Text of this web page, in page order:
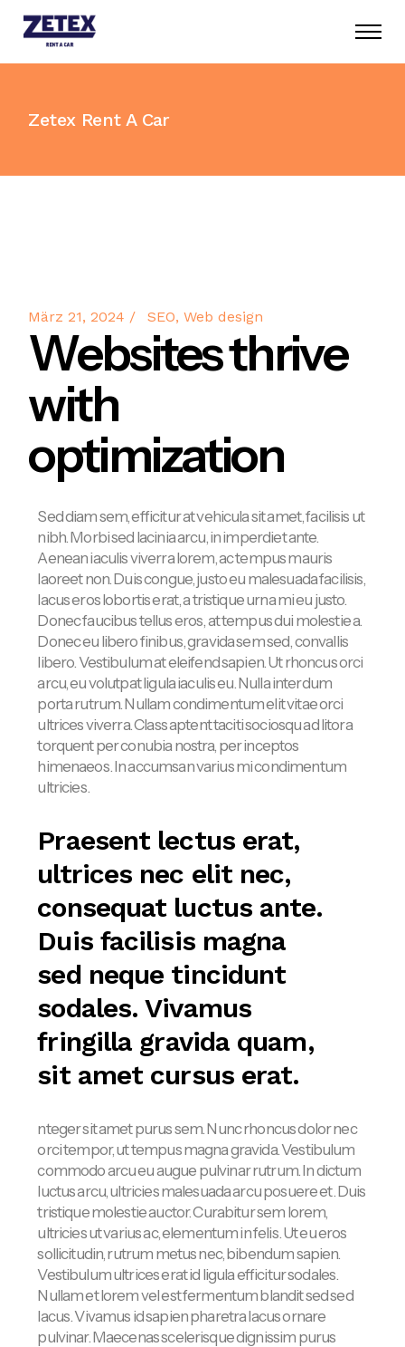
Zetex Rent A Car
März 21, 2024 SEO Web design
Websites thrive
with
optimization
Sed diam sem, efficitur at vehicula sit amet, facilisis ut
nibh. Morbi sed lacinia arcu, in imperdiet ante.
Aenean iaculis viverra lorem, ac tempus mauris
laoreet non. Duis congue, justo eu malesuada facilisis,
lacus eros lobortis erat, a tristique urna mi eu justo.
Donec faucibus tellus eros, at tempus dui molestie a.
Donec eu libero finibus, gravida sem sed, convallis
libero. Vestibulum at eleifend sapien. Ut rhoncus orci
arcu, eu volutpat ligula iaculis eu. Nulla interdum
porta rutrum. Nullam condimentum elit vitae orci
ultrices viverra. Class aptent taciti sociosqu ad litora
torquent per conubia nostra, per inceptos
himenaeos. In accumsan varius mi condimentum
ultricies.
Praesent lectus erat,
ultrices nec elit nec,
consequat luctus ante.
Duis facilisis magna
sed neque tincidunt
sodales. Vivamus
fringilla gravida quam,
sit amet cursus erat.
nteger sit amet purus sem. Nunc rhoncus dolor nec
orci tempor, ut tempus magna gravida. Vestibulum
commodo arcu eu augue pulvinar rutrum. In dictum
luctus arcu, ultricies malesuada arcu posuere et. Duis
tristique molestie auctor. Curabitur sem lorem,
ultricies ut varius ac, elementum in felis. Ut eu eros
sollicitudin, rutrum metus nec, bibendum sapien.
Vestibulum ultrices erat id ligula efficitur sodales.
Nullam et lorem vel est fermentum blandit sed sed
lacus. Vivamus id sapien pharetra lacus ornare
pulvinar. Maecenas scelerisque dignissim purus